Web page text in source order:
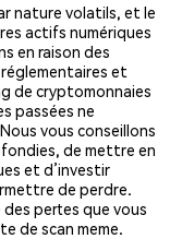
nature volatils, et le
actifs numériques
en raison des
et
de cryptomonnaies
passées ne
vous conseillons
de mettre en
et d’investir
de perdre.
pertes que vous
de scan meme.